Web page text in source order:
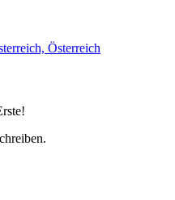
Österreich